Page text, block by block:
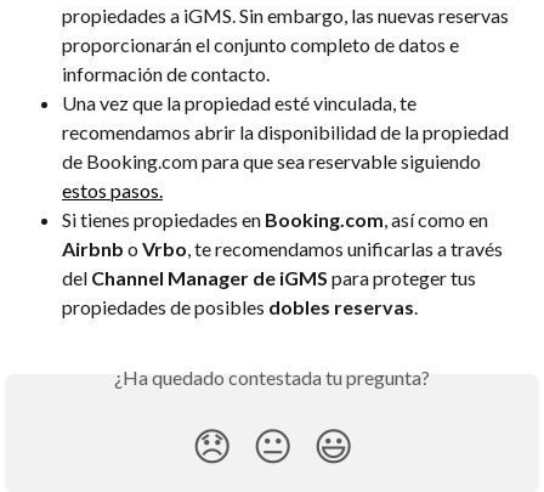
propiedades a iGMS. Sin embargo, las nuevas reservas
proporcionarán el conjunto completo de datos e
información de contacto.
Una vez que la propiedad esté vinculada, te
recomendamos abrir la disponibilidad de la propiedad
de Booking.com para que sea reservable siguiendo
estos pasos.
Si tienes propiedades en Booking.com, así como en
Airbnb o Vrbo, te recomendamos unificarlas a través
del Channel Manager de iGMS para proteger tus
propiedades de posibles dobles reservas.
¿Ha quedado contestada tu pregunta?
😞 😐 😃